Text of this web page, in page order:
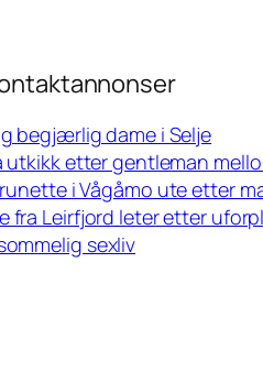
begjærlig dame i Selje
utkikk etter gentleman
i Vågåmo ute etter
fra Leirfjord leter etter
sexliv